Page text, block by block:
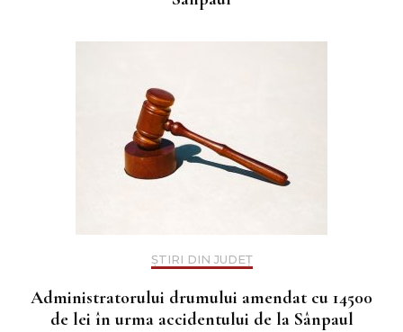
ȘTIRI DIN JUDEȚ
Administratorului drumului amendat cu 14500
de lei în urma accidentului de la Sânpaul